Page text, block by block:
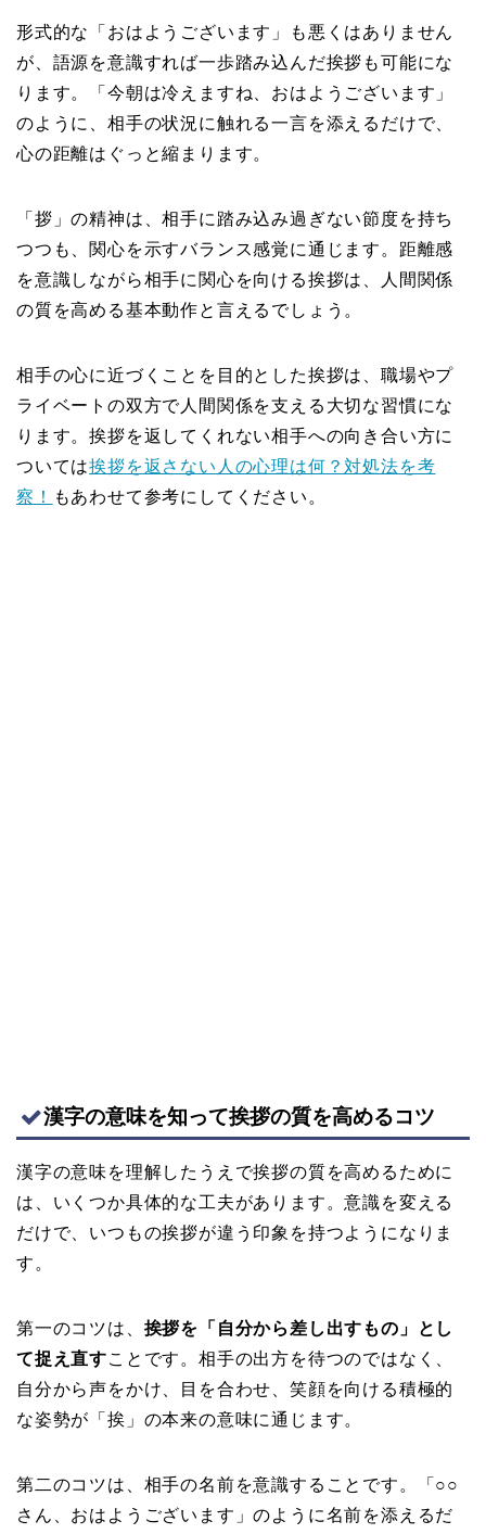
形式的な「おはようございます」も悪くはありません
が、語源を意識すれば一歩踏み込んだ挨拶も可能にな
ります。「今朝は冷えますね、おはようございます」
のように、相手の状況に触れる一言を添えるだけで、
心の距離はぐっと縮まります。
「拶」の精神は、相手に踏み込み過ぎない節度を持ち
つつも、関心を示すバランス感覚に通じます。距離感
を意識しながら相手に関心を向ける挨拶は、人間関係
の質を高める基本動作と言えるでしょう。
相手の心に近づくことを目的とした挨拶は、職場やプ
ライベートの双方で人間関係を支える大切な習慣にな
ります。挨拶を返してくれない相手への向き合い方に
ついては挨拶を返さない人の心理は何？対処法を考
察！
もあわせて参考にしてください。
漢字の意味を知って挨拶の質を高めるコツ
漢字の意味を理解したうえで挨拶の質を高めるために
は、いくつか具体的な工夫があります。意識を変える
だけで、いつもの挨拶が違う印象を持つようになりま
す。
第一のコツは、 挨拶を「自分から差し出すもの」とし
て捉え直すことです。相手の出方を待つのではなく、
自分から声をかけ、目を合わせ、笑顔を向ける積極的
な姿勢が「挨」の本来の意味に通じます。
第二のコツは、相手の名前を意識することです。「○○
さん、おはようございます」のように名前を添えるだ